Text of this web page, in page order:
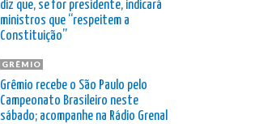
diz que, se for presidente, indicará
ministros que “respeitem a
Constituição”
GRÊMIO
Grêmio recebe o São Paulo pelo
Campeonato Brasileiro neste
sábado; acompanhe na Rádio Grenal